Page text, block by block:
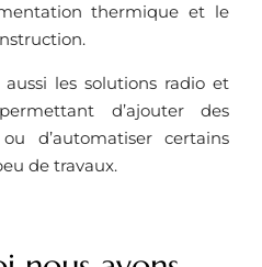
thermique et le
aussi les solutions radio et
d’ajouter des
d’automatiser certains
de travaux.